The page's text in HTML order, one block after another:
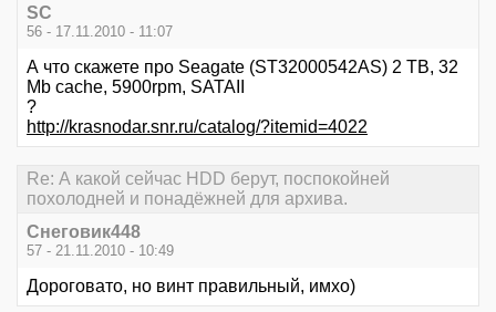
SC
56 - 17.11.2010 - 11:07
А что скажете про Seagate (ST32000542AS) 2 TB, 32
Mb cache, 5900rpm, SATAII
?
http://krasnodar.snr.ru/catalog/?itemid=4022
Re: А какой сейчас HDD берут, поспокойней
похолодней и понадёжней для архива.
Снеговик448
57 - 21.11.2010 - 10:49
Дороговато, но винт правильный, имхо)